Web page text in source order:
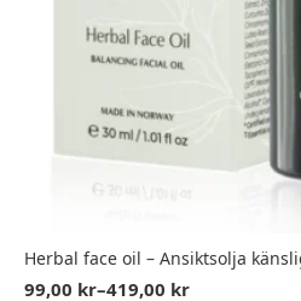
Herbal face oil – Ansiktsolja
99,00 kr–419,00 kr